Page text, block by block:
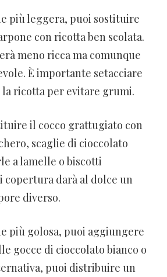
più leggera, puoi sostituire
con ricotta ben scolata.
meno ricca ma comunque
È importante setacciare
la ricotta per evitare grumi.
il cocco grattugiato con
scaglie di cioccolato
a lamelle o biscotti
copertura darà al dolce un
diverso.
più golosa, puoi aggiungere
gocce di cioccolato bianco o
puoi distribuire un